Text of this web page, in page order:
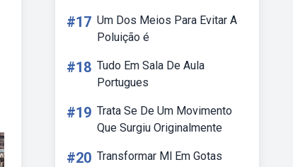
#17 Um Dos Meios Para Evitar A
Poluição é
#18 Tudo Em Sala De Aula
Portugues
#19 Trata Se De Um Movimento
Que Surgiu Originalmente
#20 Transformar Ml Em Gotas